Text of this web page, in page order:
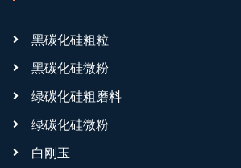
黑碳化硅粗粒
黑碳化硅微粉
绿碳化硅粗磨料
绿碳化硅微粉
白刚玉